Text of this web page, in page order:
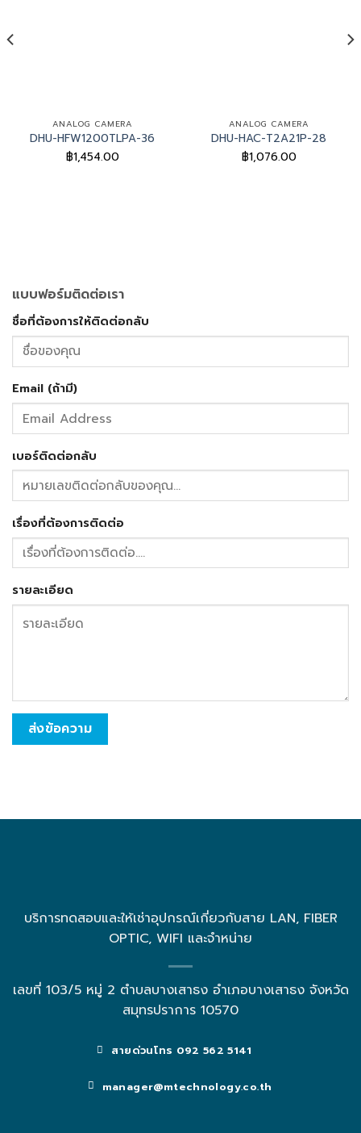
ANALOG CAMERA
DHU-HFW1200TLPA-36
฿1,454.00
ANALOG CAMERA
DHU-HAC-T2A21P-28
฿1,076.00
แบบฟอร์มติดต่อเรา
ชื่อที่ต้องการให้ติดต่อกลับ
Email (ถ้ามี)
เบอร์ติดต่อกลับ
เรื่องที่ต้องการติดต่อ
รายละเอียด
ส่งข้อความ
บริการทดสอบและให้เช่าอุปกรณ์เกี่ยวกับสาย LAN, FIBER
OPTIC, WIFI และจำหน่าย
เลขที่ 103/5 หมู่ 2 ตำบลบางเสาธง อำเภอบางเสาธง จังหวัด
สมุทรปราการ 10570
สายด่วนโทร 092 562 5141
manager@mtechnology.co.th